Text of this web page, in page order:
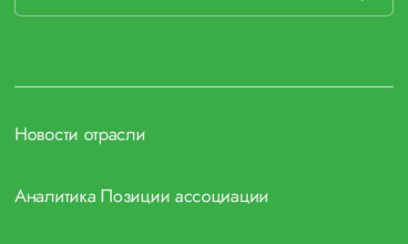
Новости отрасли
Аналитика Позиции ассоциации